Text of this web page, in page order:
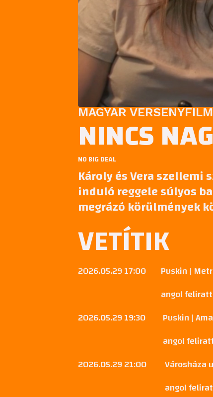
MAGYAR
NINCS
NO BIG DEAL
Károly és Vera
induló reggele súlyos
megrázó körülmények
VETÍTIK
2026.05.29 17:00
Puskin |
angol
2026.05.29 19:30
Puskin |
angol
2026.05.29 21:00
Városháza
angol